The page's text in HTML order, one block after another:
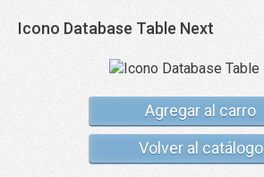
Icono Database Table Next
Agregar al carro
Volver al catálogo